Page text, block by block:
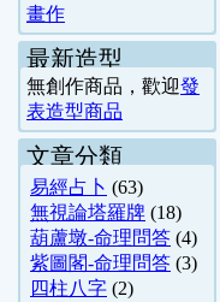
畫作
最新造型
無創作商品，歡迎發
表造型商品
文章分類
易經占卜 (63)
無視論塔羅牌 (18)
葫蘆墩-命理問答 (4)
紫圖閣-命理問答 (3)
四柱八字 (2)